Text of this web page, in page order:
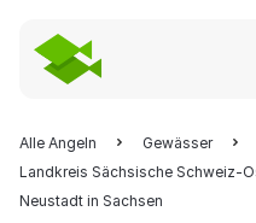
Alle Angeln
Gewässer
Landkreis Sächsische Schweiz-
Neustadt in Sachsen